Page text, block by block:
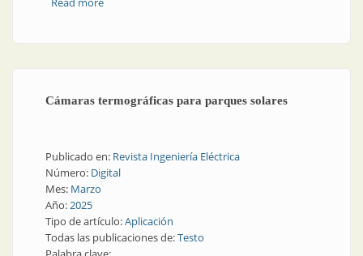
Cámaras termográficas para parques solares
Publicado en: Revista Ingeniería Eléctrica
Número: Digital
Mes: Marzo
Año:2025
Tipo de artículo:Aplicación
Todas las publicaciones de:Testo